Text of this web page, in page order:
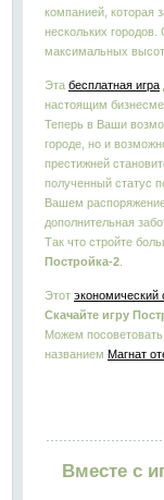
компанией, которая
нескольких
максимальных
Эта бесплатная игра
настоящим
Теперь в Ваши
городе, но и
престижней
полученный статус
Вашем
дополнительная
Так что стройте
Постройка-2
Этот экономический
Скачайте игру
Можем
названием Магнат
Вместе с